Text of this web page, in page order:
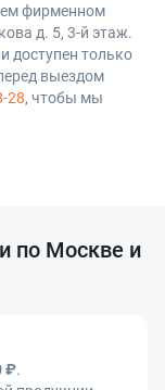
фирменном
д. 5, 3-й этаж.
доступен только
выездом
28, чтобы мы
по Москве и
₽.